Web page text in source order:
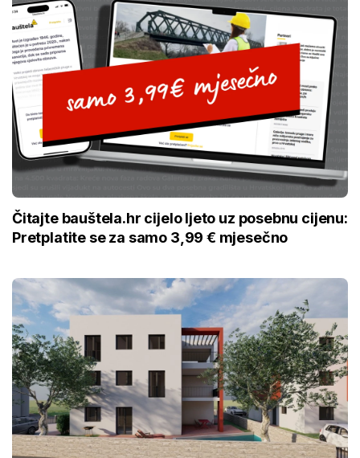
Čitajte bauštela.hr cijelo ljeto uz posebnu cijenu:
Pretplatite se za samo 3,99 € mjesečno